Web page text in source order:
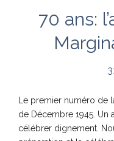
70 ans:
Le premier numéro de
de Décembre 1945. Un
célébrer dignement.